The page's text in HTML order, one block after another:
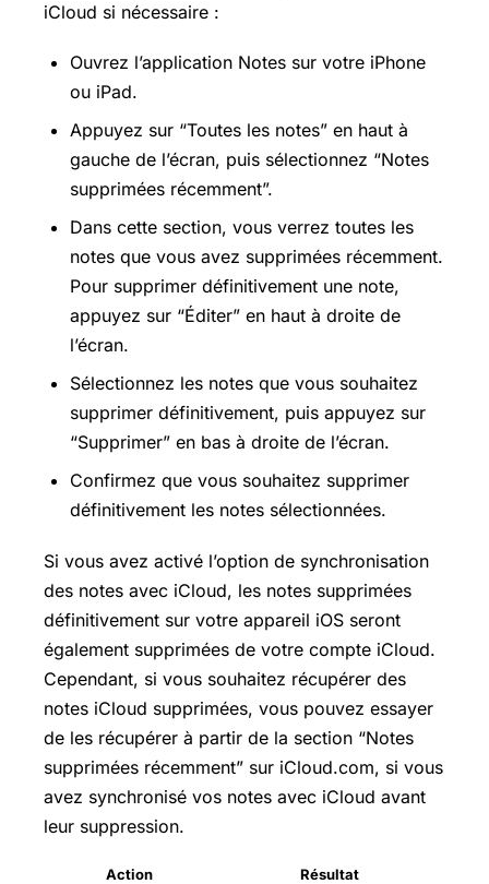
iCloud si nécessaire :
Ouvrez l’application Notes sur votre iPhone
ou iPad.
Appuyez sur “Toutes les notes” en haut à
gauche de l’écran, puis sélectionnez “Notes
supprimées récemment”.
Dans cette section, vous verrez toutes les
notes que vous avez supprimées récemment.
Pour supprimer définitivement une note,
appuyez sur “Éditer” en haut à droite de
l’écran.
Sélectionnez les notes que vous souhaitez
supprimer définitivement, puis appuyez sur
“Supprimer” en bas à droite de l’écran.
Confirmez que vous souhaitez supprimer
définitivement les notes sélectionnées.
Si vous avez activé l’option de synchronisation
des notes avec iCloud, les notes supprimées
définitivement sur votre appareil iOS seront
également supprimées de votre compte iCloud.
Cependant, si vous souhaitez récupérer des
notes iCloud supprimées, vous pouvez essayer
de les récupérer à partir de la section “Notes
supprimées récemment” sur iCloud.com, si vous
avez synchronisé vos notes avec iCloud avant
leur suppression.
Action
Résultat